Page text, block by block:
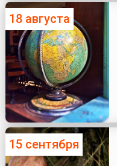
18 августа
15 сентября